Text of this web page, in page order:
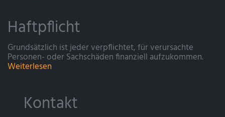
Haftpflicht
Grundsätzlich ist jeder verpflichtet, für verursachte
Personen- oder Sachschäden finanziell aufzukommen.
Weiterlesen
Kontakt